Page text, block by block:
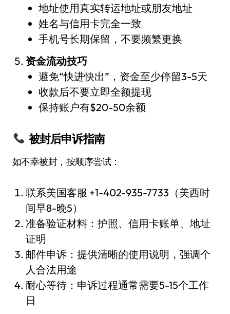
地址使用真实转运地址或朋友地址
姓名与信用卡完全一致
手机号长期保留，不要频繁更换
资金流动技巧
避免“快进快出”，资金至少停留3-5天
收款后不要立即全额提现
保持账户有$20-50余额
被封后申诉指南
如不幸被封，按顺序尝试：
联系美国客服 +1-402-935-7733（美西时
间早8-晚5）
准备验证材料：护照、信用卡账单、地址
证明
邮件申诉：提供清晰的使用说明，强调个
人合法用途
耐心等待：申诉过程通常需要5-15个工作
日